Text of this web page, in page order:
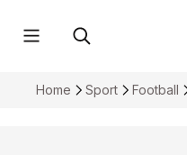
Home Sport Football